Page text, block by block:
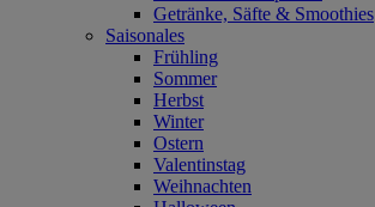
Getränke, Säfte & Smoothies
Saisonales
Frühling
Sommer
Herbst
Winter
Ostern
Valentinstag
Weihnachten